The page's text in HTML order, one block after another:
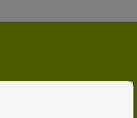
infraestructuras energéticas